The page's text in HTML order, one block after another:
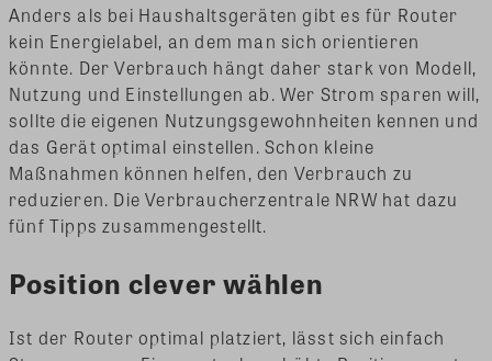
Anders als bei Haushaltsgeräten gibt es für Router
kein Energielabel, an dem man sich orientieren
könnte. Der Verbrauch hängt daher stark von Modell,
Nutzung und Einstellungen ab. Wer Strom sparen will,
sollte die eigenen Nutzungsgewohnheiten kennen und
das Gerät optimal einstellen. Schon kleine
Maßnahmen können helfen, den Verbrauch zu
reduzieren. Die Verbraucherzentrale NRW hat dazu
fünf Tipps zusammengestellt.
Position clever wählen
Ist der Router optimal platziert, lässt sich einfach